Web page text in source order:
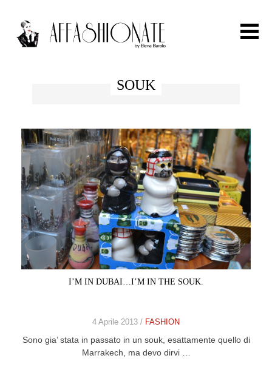
FASHION
OUTFIT
BEAUTY
TRAVEL
PARTIES
VIDEO
PRESS
SOUK
I’M IN DUBAI…I’M IN THE SOUK.
4 Aprile 2013 / FASHION
Sono gia’ stata in passato in un souk, esattamente quello di
Marrakech, ma devo dirvi …